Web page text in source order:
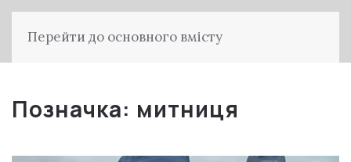
Перейти до основного вмісту
Позначка: митниця